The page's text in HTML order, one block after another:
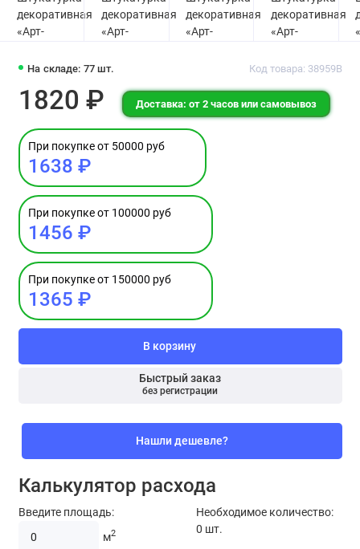
На складе: 77 шт. Код товара: 38959В
1820 ₽ Доставка: от 2 часов или самовывоз
При покупке от 50000 руб
1638 ₽
При покупке от 100000 руб
1456 ₽
При покупке от 150000 руб
1365 ₽
В корзину
Быстрый заказ
без регистрации
Нашли дешевле?
Калькулятор расхода
Введите площадь:
м2
Необходимое количество:
0 шт.